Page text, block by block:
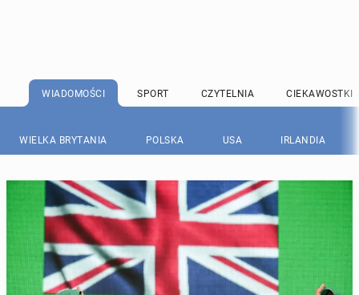
WIADOMOŚCI SPORT CZYTELNIA CIEKAWOSTKI
WIELKA BRYTANIA POLSKA USA IRLANDIA